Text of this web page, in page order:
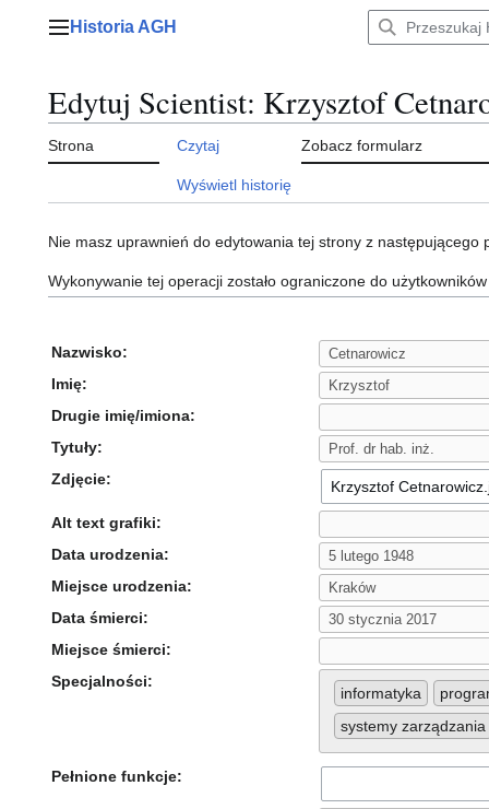
Menu główne
Historia AGH
Edytuj Scientist: Krzysztof
Strona Czytaj Zobacz formularz
Wyświetl historię
Nie masz uprawnień do edytowania tej strony z następującego
Wykonywanie tej operacji zostało ograniczone do
Nazwisko:
Imię:
Drugie imię/imiona:
Tytuły:
Zdjęcie:
Alt text grafiki:
Data urodzenia:
Miejsce urodzenia:
Data śmierci:
Miejsce śmierci:
Specjalności:
informatyka
systemy zarządzania
Pełnione funkcje: